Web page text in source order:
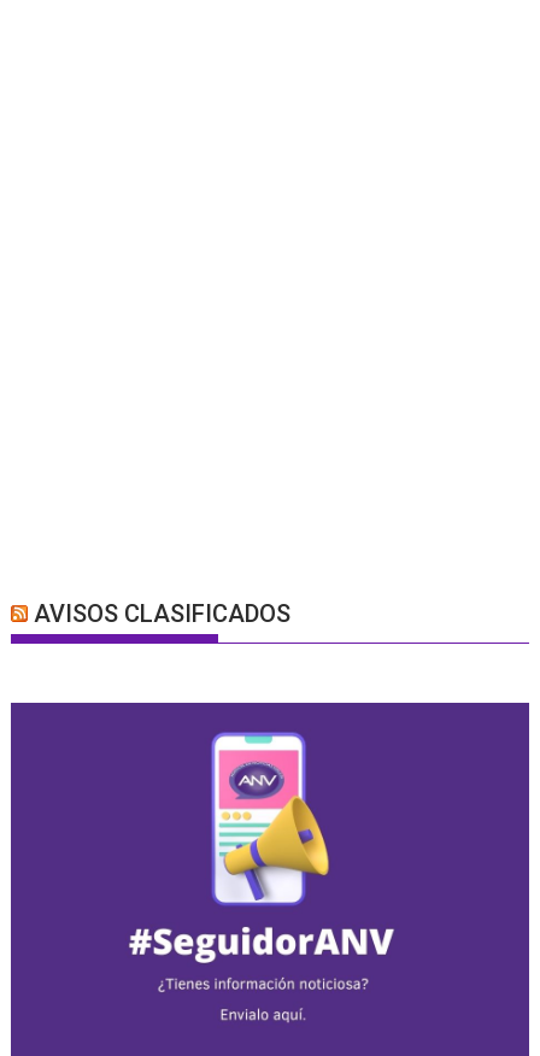
AVISOS CLASIFICADOS